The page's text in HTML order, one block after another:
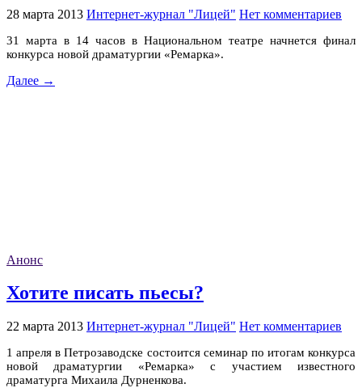
28 марта 2013 Интернет-журнал "Лицей" Нет комментариев
31 марта в 14 часов в Национальном театре начнется финал
конкурса новой драматургии «Ремарка».
Далее →
Анонс
Хотите писать пьесы?
22 марта 2013 Интернет-журнал "Лицей" Нет комментариев
1 апреля в Петрозаводске состоится семинар по итогам конкурса
новой драматургии «Ремарка» с участием известного
драматурга Михаила Дурненкова.